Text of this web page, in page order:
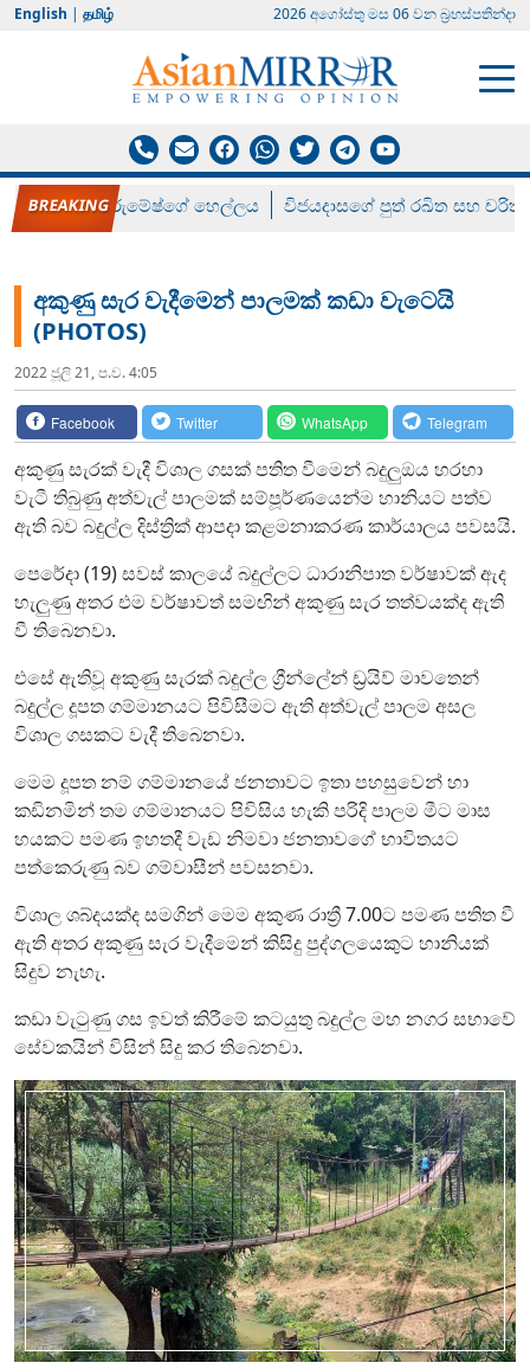
English | தமிழ் 2026 අගෝස්‍තු මස 06 වන බ්‍රහස්පතින්දා
රන් ගෙනා රුමේෂ්ගේ හෙල්ලය විජයදාසගේ පුත් රඛිත සහ චරිත්
අකුණු සැර වැදීමෙන් පාලමක් කඩා වැටෙයි
(PHOTOS)
2022 ජූලි 21, ප.ව. 4:05
Facebook Twitter WhatsApp Telegram
අකුණු සැරක් වැදී විශාල ගසක් පතිත වීමෙන් බදුලුඔය හරහා
වැටී තිබුණු අත්වැල් පාලමක් සම්පූර්ණයෙන්ම හානියට පත්ව
ඇති බව බදුල්ල දිස්ත්‍රික් ආපදා කළමනාකරණ කාර්යාලය පවසයි.
පෙරේදා (19) සවස් කා‍ලයේ බදුල්ලට ධාරානිපාත වර්ෂාවක් ඇද
හැලුණු අතර එම වර්ෂාවත් සමඟින් අකුණු සැර තත්වයක්ද ඇති
වී තිබෙනවා.
එසේ ඇතිවූ අකුණු සැරක් බදුල්ල ග්‍රීන්ලේන් ඩ්‍රයිව් මාවතෙන්
බදුල්ල දූපත ගම්මානයට පිවිසීමට ඇති අත්වැල් පාලම අසල
විශාල ගසකට වැදී තිබෙනවා.
මෙම දූපත නම් ගම්මානයේ ජනතාවට ඉතා පහසුවෙන් හා
කඩිනමින් තම ගම්මානයට පිවිසිය හැකි පරිදි පාලම මීට මාස
හයකට පමණ ඉහතදී වැඩ නිමවා ජනතාවගේ භාවිතයට
පත්කෙරුණු බව ගම්වාසීන් පවසනවා.
විශාල ශබ්දයක්ද සමගින් මෙම අකුණ රාත්‍රී 7.00ට පමණ පතිත වී
ඇති අතර අකුණු සැර වැදීමෙන් කිසිදු පුද්ගලයෙකුට හානියක්
සිදුව නැහැ.
කඩා වැටුණු ගස ඉවත් කිරීමේ කටයුතු බදුල්ල මහ නගර සභාවේ
සේවකයින් විසින් සිදු කර තිබෙනවා.